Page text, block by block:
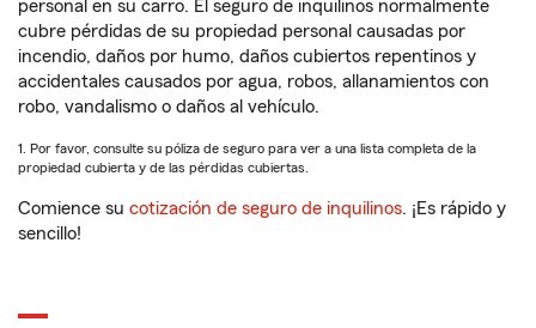
personal en su carro. El seguro de inquilinos normalmente
cubre pérdidas de su propiedad personal causadas por
incendio, daños por humo, daños cubiertos repentinos y
accidentales causados por agua, robos, allanamientos con
robo, vandalismo o daños al vehículo.
1. Por favor, consulte su póliza de seguro para ver a una lista completa de la
propiedad cubierta y de las pérdidas cubiertas.
Comience su cotización de seguro de inquilinos. ¡Es rápido y
sencillo!